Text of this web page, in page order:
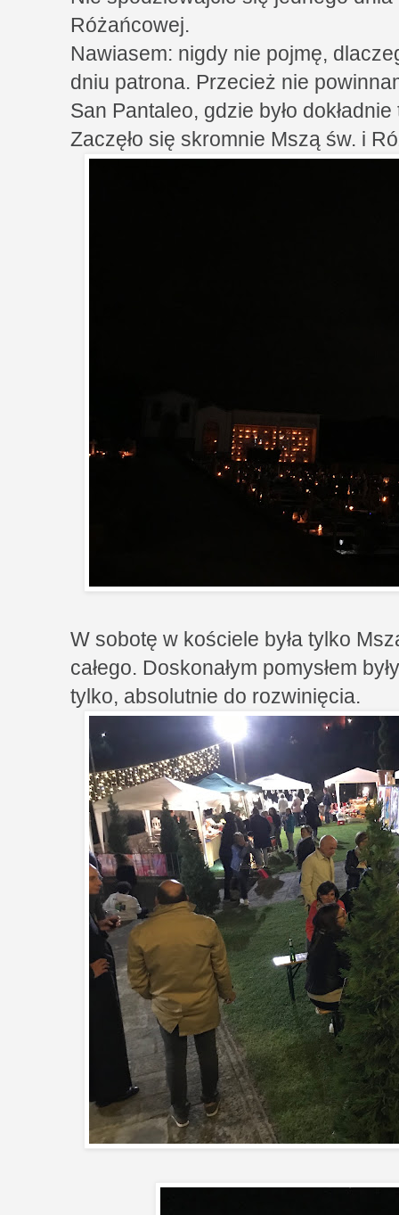
Różańcowej.
Nawiasem: nigdy nie pojmę,
dniu patrona. Przecież nie
San Pantaleo, gdzie było
Zaczęło się skromnie Mszą św. i
W sobotę w kościele była tylko
całego. Doskonałym pomysłem
tylko, absolutnie do rozwinięcia.